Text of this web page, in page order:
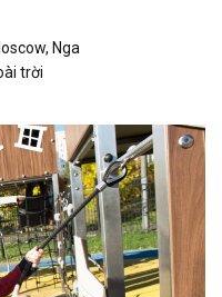
Nga
trời